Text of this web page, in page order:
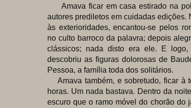
Amava ficar em casa estirado na
autores prediletos em cuidadas edições.
às exterioridades, encantou-se pelos
no culto barroco da palavra; depois
clássicos; nada disto era ele. E
descobriu as figuras dolorosas de
Pessoa, a família toda dos solitários.
Amava também, e sobretudo, ficar à
horas. Um nada bastava. Dentro da
escuro que o ramo móvel do chorão do